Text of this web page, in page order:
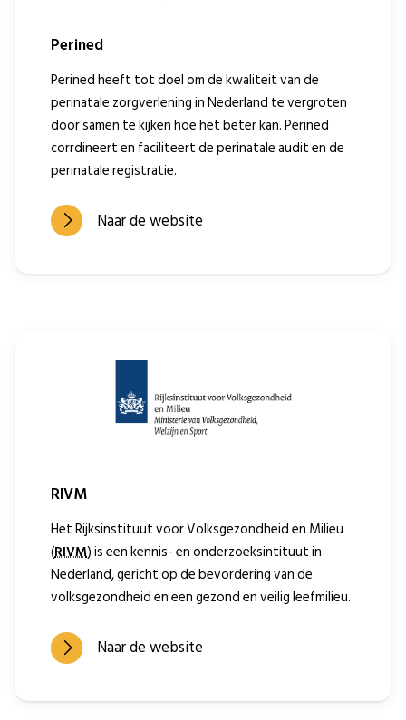
Perined
Perined heeft tot doel om de kwaliteit van de
perinatale zorgverlening in Nederland te vergroten
door samen te kijken hoe het beter kan. Perined
corrdineert en faciliteert de perinatale audit en de
perinatale registratie.
Naar de website
RIVM
Het Rijksinstituut voor Volksgezondheid en Milieu
(RIVM) is een kennis- en onderzoeksintituut in
Nederland, gericht op de bevordering van de
volksgezondheid en een gezond en veilig leefmilieu.
Naar de website